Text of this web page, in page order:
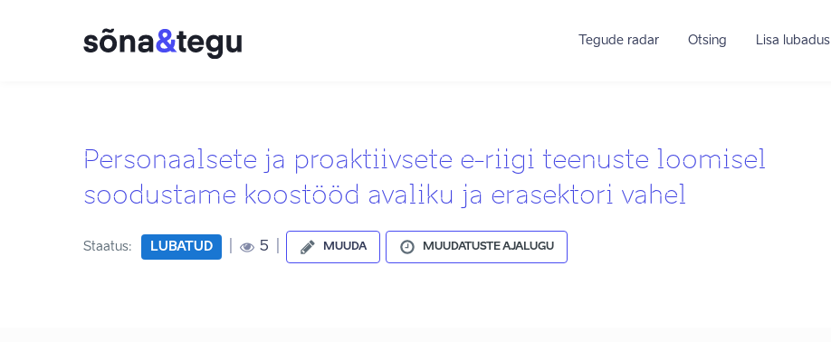
Tegude radar Otsing Lisa lubadus
Personaalsete ja proaktiivsete e-riigi teenuste loomisel
soodustame koostööd avaliku ja erasektori vahel
Staatus: LUBATUD 5 MUUDA MUUDATUSTE AJALUGU